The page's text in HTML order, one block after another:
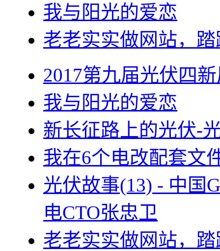
我与阳光的爱恋
老老实实做网站，
2017第九届光伏四
我与阳光的爱恋
新长征路上的光伏-
我在6个电改配套文
光伏故事(13) - 中国
电CTO张忠卫
老老实实做网站，